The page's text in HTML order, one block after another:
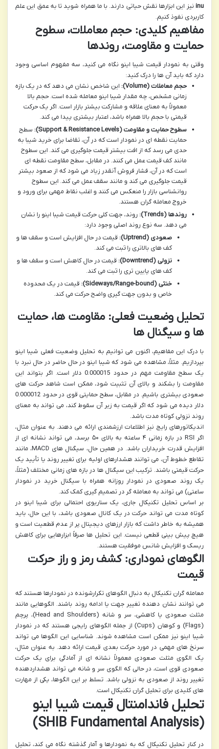
inu نیز این ابزارها نقش حیاتی دارند. با ما همراه شوید تا به عمق این علم
کاربردی نفوذ کنیم.
مفاهیم کلیدی: حجم معاملات، سطوح
حمایت و مقاومت، روندها
وقتی به نمودار قیمت شیبا اینو نگاه می کنید، سه مفهوم اساسی وجود
دارد که باید آن ها را درک کنید:
حجم معاملات (Volume):
این شاخص نشان می دهد که در یک بازه
زمانی مشخص، چه مقدار شیبا اینو معامله شده است. حجم بالا
معمولاً به معنای علاقه و مشارکت بیشتر بازار است. اگر یک حرکت
قیمتی با حجم بالا همراه باشد، اعتبار بیشتری پیدا می کند.
سطوح حمایت و مقاومت (Support & Resistance Levels):
سطح
حمایت نقطه ای در نمودار است که در آن، تقاضا برای خرید شیبا به
حدی می رسد که از افت بیشتر قیمت جلوگیری می کند. این سطوح
مانند کف قیمت عمل می کنند. در مقابل، سطح مقاومت نقطه ای
است که در آن، فشار فروش آنقدر زیاد می شود که از صعود بیشتر
قیمت جلوگیری می کند و مانند سقف عمل می کند. این سطوح
روانشناسی بازار را منعکس می کنند و اغلب نقاط مهمی برای ورود و
خروج معامله گران هستند.
روندها (Trends):
روند، جهت کلی حرکت قیمت شیبا اینو را نشان
می دهد. سه نوع روند اصلی وجود دارد:
صعودی (Uptrend):
قیمت در حال افزایش است و سقف ها و
کف های بالاتری را ثبت می کند.
نزولی (Downtrend):
قیمت در حال کاهش است و سقف ها و
کف های پایین تری را ثبت می کند.
خنثی (Sideways/Range-bound):
قیمت در یک محدوده
خاص و بدون جهت گیری واضح حرکت می کند.
تحلیل وضعیت فعلی: مقاومت ها، حمایت
ها و سیگنال ها
با درک این مفاهیم، اکنون می توانیم به تحلیل وضعیت فعلی شیبا اینو
بپردازیم. مثلاً، مشاهده می شود که شیبا اینو در حال حاضر در حال نبرد با
یک سطح مقاومت مهم در حدود 0.000015 دلار است. اگر بتواند این
مقاومت را بشکند و بالای آن تثبیت شود، ممکن است شاهد حرکت های
صعودی بیشتری باشیم. در مقابل، سطح حمایتی قوی در حدود 0.000012
دلار دیده می شود که اگر قیمت به زیر آن سقوط کند، می تواند به معنای
روند نزولی کوتاه مدت باشد.
اندیکاتورهای رایج نیز اطلاعات ارزشمندی ارائه می دهند. به عنوان مثال،
اگر RSI در بازه زمانی ۴ ساعته به بالای ۵۰ برسد، می تواند نشانه ای از
افزایش قدرت خریداران باشد. در همین حال، سیگنال های MACD، مانند
تقاطع خطوط آن، می توانند هشدارهای اولیه برای تغییر روند یا تأیید یک
حرکت قیمتی باشند. ترکیب این سیگنال ها در بازه های زمانی مختلف (مثلاً،
یک روند صعودی در نمودار روزانه همراه با سیگنال خرید در نمودار
ساعتی) می تواند به معامله گر در تصمیم گیری کمک کند.
بر اساس تحلیل تکنیکال جاری، یک سناریوی احتمالی برای شیبا اینو در
کوتاه مدت می تواند حرکت در یک کانال صعودی باشد، با این حال، باید
همیشه به خاطر داشت که بازار ارزهای دیجیتال پر از عدم قطعیت است و
هیچ پیش بینی قطعی نیست. این تحلیل ها صرفاً ابزارهایی برای کاهش
ریسک و افزایش شانس موفقیت هستند.
الگوهای نموداری: کشف رمز و راز حرکت
قیمت
معامله گران تکنیکال به دنبال الگوهای تکرارشونده در نمودارها هستند که
می توانند نشان دهنده تغییر جهت یا ادامه روند باشند. الگوهایی مانند
مثلث صعودی یا کاهشی، سر و شانه (Head and Shoulders)، پرچم
(Flags) و کوهان (Cups) از جمله الگوهای رایجی هستند که در نمودار
شیبا اینو نیز ممکن است مشاهده شوند. شناسایی این الگوها می تواند
سرنخ های مهمی در مورد حرکت بعدی قیمت ارائه دهد. به عنوان مثال،
یک الگوی مثلث صعودی معمولاً نشانه ای از آمادگی برای یک حرکت
صعودی قوی است، در حالی که الگوی سر و شانه می تواند هشداردهنده
تغییر روند از صعودی به نزولی باشد. تسلط بر این الگوها، یکی از مهارت
های کلیدی برای تحلیل گران تکنیکال است.
تحلیل فاندامنتال قیمت شیبا اینو
(SHIB Fundamental Analysis)
در کنار تحلیل تکنیکال که به نمودارها و آمار گذشته نگاه می کند، تحلیل